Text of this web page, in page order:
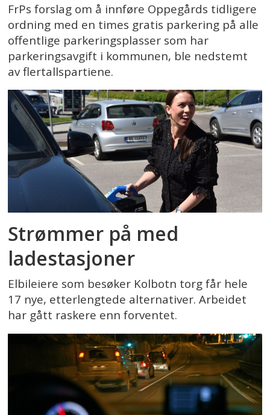
FrPs forslag om å innføre Oppegårds tidligere
ordning med en times gratis parkering på alle
offentlige parkeringsplasser som har
parkeringsavgift i kommunen, ble nedstemt
av flertallspartiene.
Strømmer på med
ladestasjoner
Elbileiere som besøker Kolbotn torg får hele
17 nye, etterlengtede alternativer. Arbeidet
har gått raskere enn forventet.